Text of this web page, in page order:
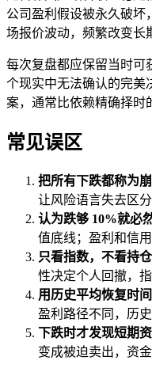
公司盈利假设被永久破坏
场报价波动，频繁改变长
每次复盘都应保留当时可
个现实中无法确认的完美
案，通常比依赖精确择时
常见误区
把所有下跌都称为崩
让风险语言失去区
认为跌够 10%就必
值底线；盈利和信
只看指数，不看持仓
性决定个人回撤，
用历史平均恢复时间
盈利路径不同，历
下跌时才发现短期资
变成被迫卖出，资